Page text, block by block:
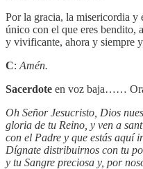
Por la gracia, la misericordia
único con el que eres bendito,
y vivificante, ahora y siempre
C: Amén.
Sacerdote en voz baja……
Oh Señor Jesucristo, Dios
gloria de tu Reino, y ven a
con el Padre y que estás aquí
Dígnate distribuirnos con tu
y tu Sangre preciosa y, por